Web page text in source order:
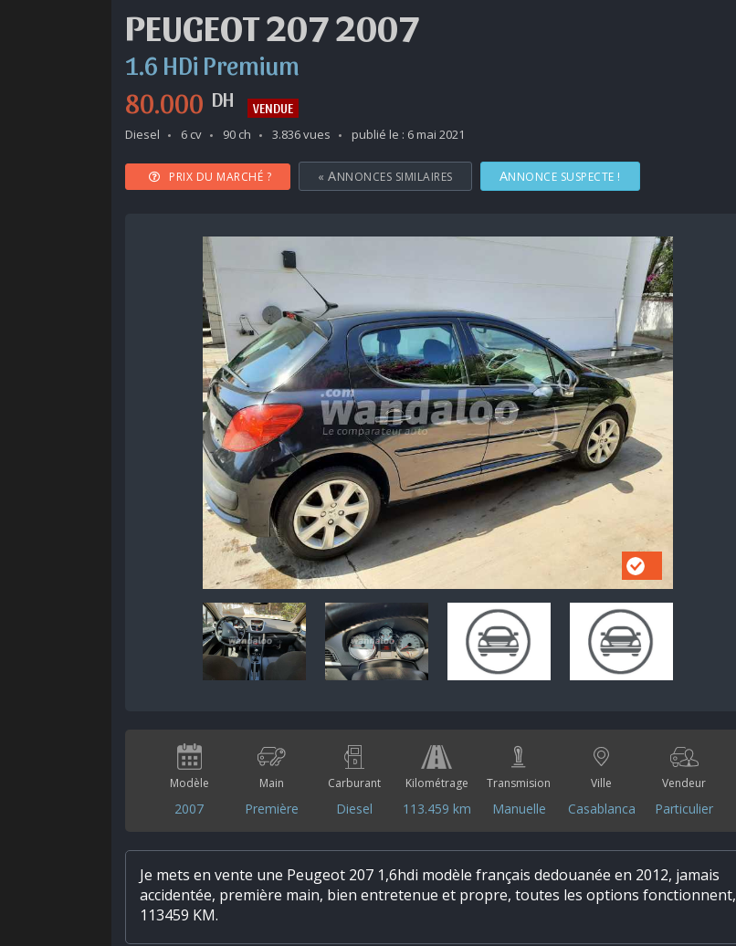
PEUGEOT 207 2007
1.6 HDi Premium
80.000 DH VENDUE
Diesel 6 cv 90 ch 3.836 vues publié le : 6 mai 2021
PRIX DU MARCHÉ ? « ANNONCES SIMILAIRES ANNONCE SUSPECTE !
Modèle
2007
Main
Première
Carburant
Diesel
Kilométrage
113.459 km
Transmision
Manuelle
Ville
Casablanca
Vendeur
Particulier
Je mets en vente une Peugeot 207 1,6hdi modèle français dedouanée en 2012, jamais
accidentée, première main, bien entretenue et propre, toutes les options fonctionnent,
113459 KM.